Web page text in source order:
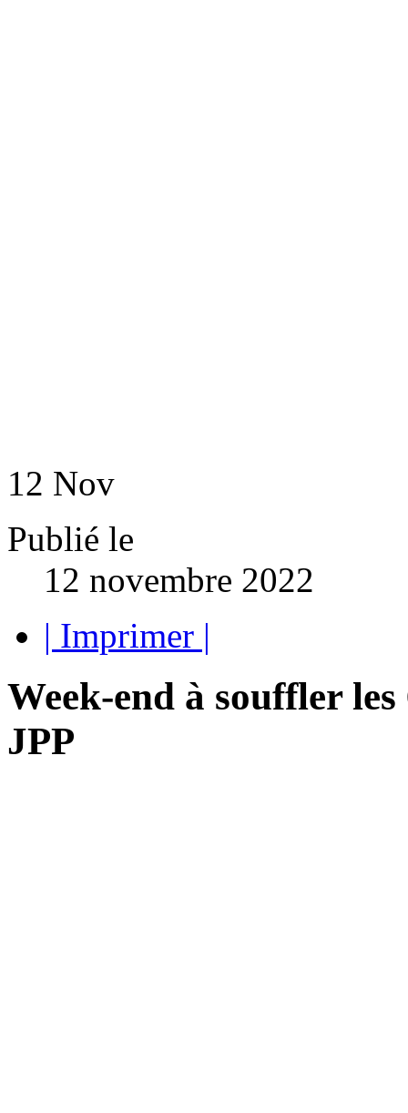
12 Nov
Publié le
12 novembre 2022
| Imprimer |
Week-end à souffler
JPP